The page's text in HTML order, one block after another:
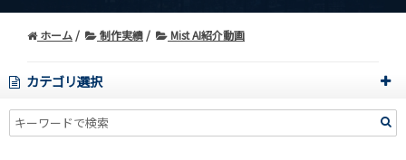
ホーム 制作実績 Mist AI紹介動画
カテゴリ選択